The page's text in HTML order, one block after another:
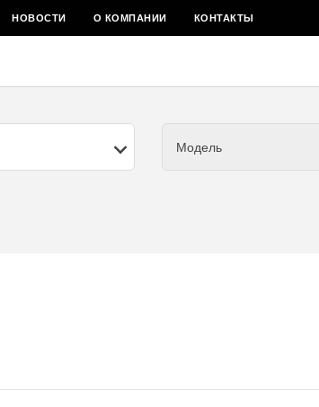
НОВОСТИ О КОМПАНИИ КОНТАКТЫ
Модель